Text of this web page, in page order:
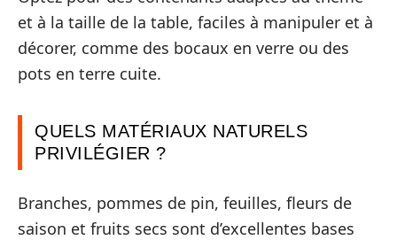
et à la taille de la table, faciles à manipuler et à
décorer, comme des bocaux en verre ou des
pots en terre cuite.
QUELS MATÉRIAUX NATURELS
PRIVILÉGIER ?
Branches, pommes de pin, feuilles, fleurs de
saison et fruits secs sont d’excellentes bases